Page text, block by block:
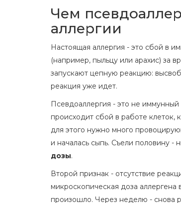
Чем
аллергии
Настоящая аллергия - это сбой в
(например, пыльцу или арахис) за
запускают цепную реакцию:
реакция уже идет.
Псевдоаллергия - это не иммунный
происходит сбой в работе клеток,
для этого нужно много
и началась сыпь. Съели половину -
дозы.
Второй признак - отсутствие
микроскопическая доза
произошло. Через неделю - снова